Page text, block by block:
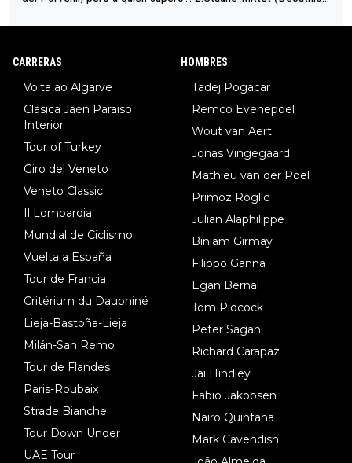
CARRERAS
Volta ao Algarve
Clasica Jaén Paraiso
Interior
Tour of Turkey
Giro del Veneto
Veneto Classic
Il Lombardia
Mundial de Ciclismo
Vuelta a España
Tour de Francia
Critérium du Dauphiné
Lieja-Bastoña-Lieja
Milán-San Remo
Tour de Flandes
Paris-Roubaix
Strade Bianche
Tour Down Under
UAE Tour
HOMBRES
Tadej Pogacar
Remco Evenepoel
Wout van Aert
Jonas Vingegaard
Mathieu van der Poel
Primoz Roglic
Julian Alaphilippe
Biniam Girmay
Filippo Ganna
Egan Bernal
Tom Pidcock
Peter Sagan
Richard Carapaz
Jai Hindley
Fabio Jakobsen
Nairo Quintana
Mark Cavendish